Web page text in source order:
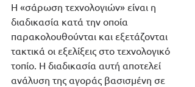
Η «σάρωση τεχνολογιών» είναι η
διαδικασία κατά την οποία
παρακολουθούνται και εξετάζονται
τακτικά οι εξελίξεις στο τεχνολογικό
τοπίο. Η διαδικασία αυτή αποτελεί
ανάλυση της αγοράς βασισμένη σε